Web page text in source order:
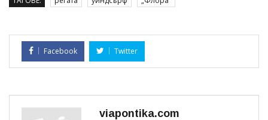
Facebook Twitter
viapontika.com